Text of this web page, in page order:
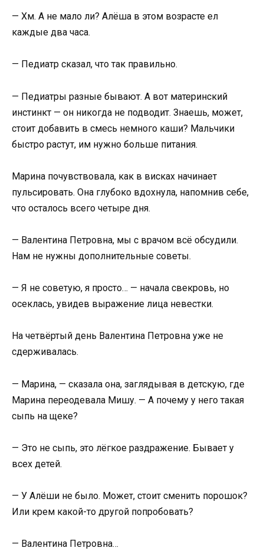
— Хм. А не мало ли? Алёша в этом возрасте ел
каждые два часа.
— Педиатр сказал, что так правильно.
— Педиатры разные бывают. А вот материнский
инстинкт — он никогда не подводит. Знаешь, может,
стоит добавить в смесь немного каши? Мальчики
быстро растут, им нужно больше питания.
Марина почувствовала, как в висках начинает
пульсировать. Она глубоко вдохнула, напомнив себе,
что осталось всего четыре дня.
— Валентина Петровна, мы с врачом всё обсудили.
Нам не нужны дополнительные советы.
— Я не советую, я просто… — начала свекровь, но
осеклась, увидев выражение лица невестки.
На четвёртый день Валентина Петровна уже не
сдерживалась.
— Марина, — сказала она, заглядывая в детскую, где
Марина переодевала Мишу. — А почему у него такая
сыпь на щеке?
— Это не сыпь, это лёгкое раздражение. Бывает у
всех детей.
— У Алёши не было. Может, стоит сменить порошок?
Или крем какой-то другой попробовать?
— Валентина Петровна…